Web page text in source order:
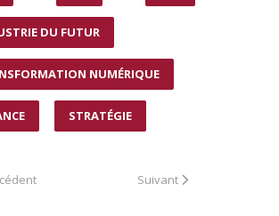
DU FUTUR
NUMÉRIQUE
STRATÉGIE
: TYPE D'INTERVENTIONS EN TPE
Article suivant : PMI :
Suivant